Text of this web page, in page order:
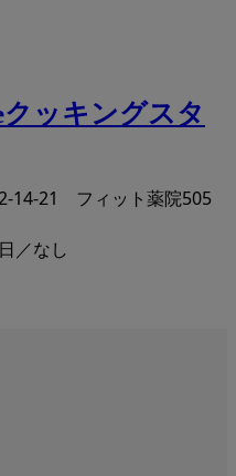
14-21 フィット薬院505
／なし